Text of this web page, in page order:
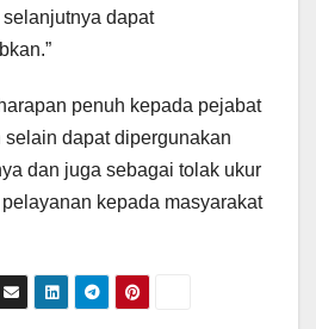
dapat
penuh kepada pejabat
dapat dipergunakan
dan juga sebagai tolak ukur
kepada masyarakat